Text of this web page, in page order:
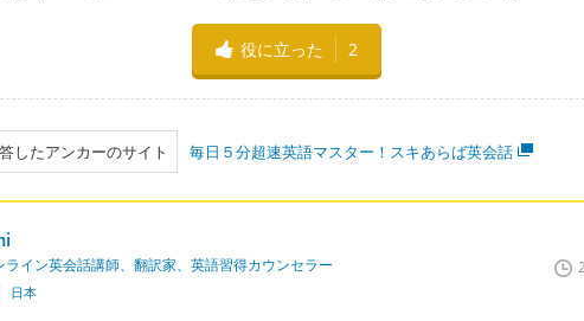
役に立った 2
したアンカーのサイト 毎日５分超速英語マスター！スキあらば英会話
ライン英会話講師、翻訳家、英語習得カウンセラー
日本